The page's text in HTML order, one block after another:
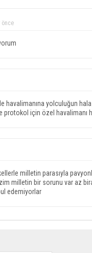
önce
havalimanına yolculuğun
protokol için özel havalimanı
milletin parasıyla
milletin bir sorunu var az
edemiyorlar